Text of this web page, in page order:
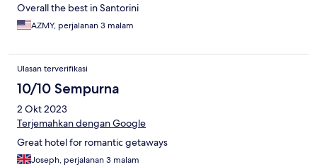
Overall the best in Santorini
AZMY, perjalanan 3 malam
Ulasan terverifikasi
10/10 Sempurna
2 Okt 2023
Terjemahkan dengan Google
Great hotel for romantic getaways
Joseph, perjalanan 3 malam